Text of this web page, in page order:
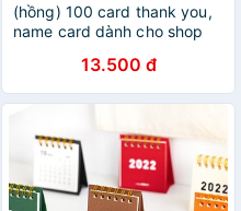
(hồng) 100 card thank you,
name card dành cho shop
13.500 đ